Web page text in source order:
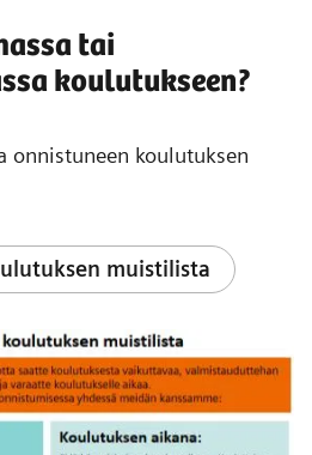
tai
koulutukseen?
onnistuneen koulutuksen
muistilista